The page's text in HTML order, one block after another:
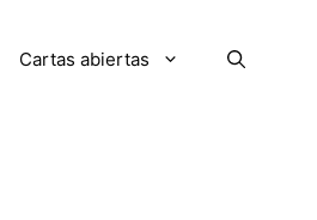
Cartas abiertas